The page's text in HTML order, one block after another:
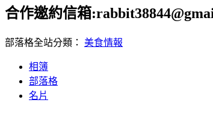
合作邀約信箱
部落格全站分類： 美食情報
相簿
部落格
名片